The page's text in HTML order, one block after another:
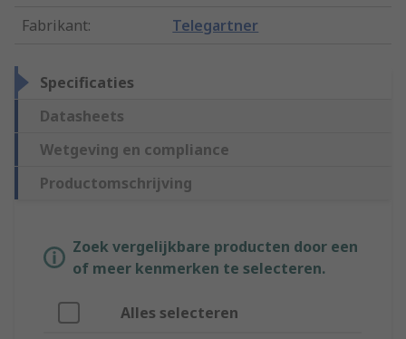
Fabrikant: Telegartner
Specificaties
Datasheets
Wetgeving en compliance
Productomschrijving
Zoek vergelijkbare producten door een
of meer kenmerken te selecteren.
Alles selecteren